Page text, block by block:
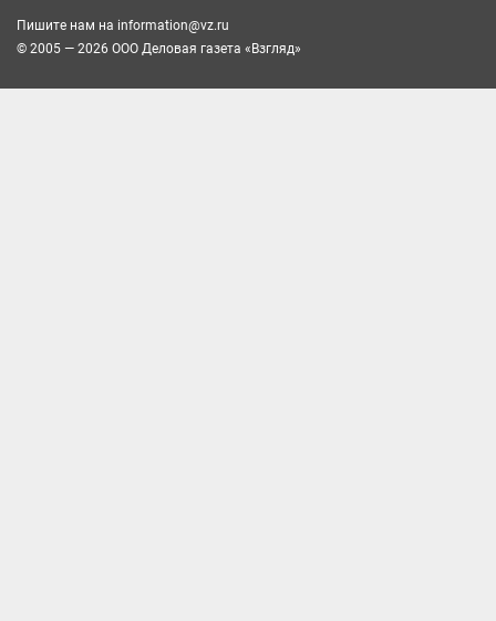
Пишите нам на information@vz.ru
© 2005 — 2026 ООО Деловая газета «Взгляд»